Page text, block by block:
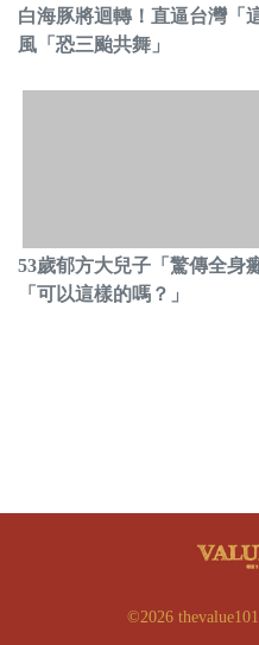
白海豚將迴轉！直逼台灣
風「恐三颱共舞」
53歲郁方大兒子「驚傳全身
「可以這樣的嗎？」
©2026